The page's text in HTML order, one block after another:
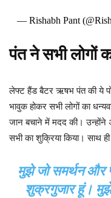
— Rishabh Pant
पंत ने सभी लोगों
लेफ्ट हैंड बैटर ऋषभ पंत की ये
भावुक होकर सभी लोगों का
जान बचाने में मदद की। उन्होंने
सभी का शुक्रिया किया। साथ
मुझे जो समर्थन और
शुक्रगुजार हूं। मुझे